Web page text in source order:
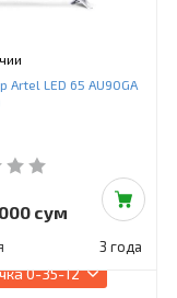
Artel LED 65 AU90GA
сум
3 года
0-35-12